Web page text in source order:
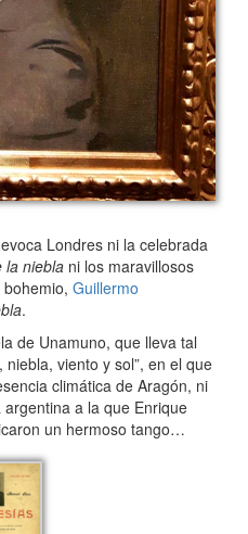
Londres ni la celebrada
la niebla ni los maravillosos
Guillermo
.
de Unamuno, que lleva tal
viento y sol”, en el que
climática de Aragón, ni
a la que Enrique
un hermoso tango…